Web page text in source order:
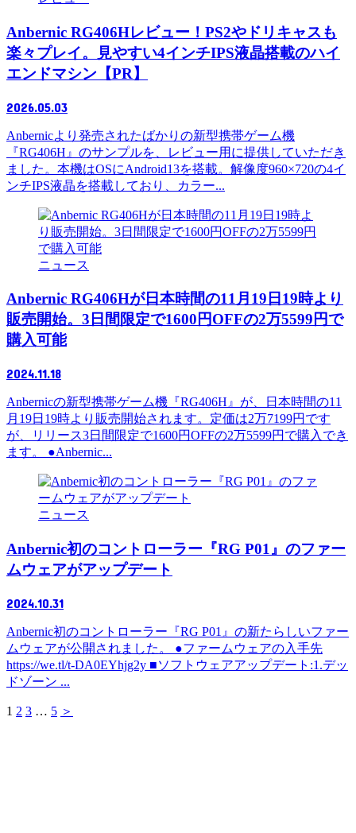
Anbernic RG406Hレビュー！PS2やドリキャスも
楽々プレイ。見やすい4インチIPS液晶搭載のハイ
エンドマシン【PR】
2026.05.03
Anbernicより発売されたばかりの新型携帯ゲーム機
『RG406H』のサンプルを、レビュー用に提供していただき
ました。本機はOSにAndroid13を搭載。解像度960×720の4イ
ンチIPS液晶を搭載しており、カラー...
ニュース
Anbernic RG406Hが日本時間の11月19日19時より
販売開始。3日間限定で1600円OFFの2万5599円で
購入可能
2024.11.18
Anbernicの新型携帯ゲーム機『RG406H』が、日本時間の11
月19日19時より販売開始されます。定価は2万7199円です
が、リリース3日間限定で1600円OFFの2万5599円で購入でき
ます。 ●Anbernic...
ニュース
Anbernic初のコントローラー『RG P01』のファー
ムウェアがアップデート
2024.10.31
Anbernic初のコントローラー『RG P01』の新たらしいファー
ムウェアが公開されました。 ●ファームウェアの入手先
https://we.tl/t-DA0EYhjg2y ■ソフトウェアアップデート:1.デッ
ドゾーン ...
1 2 3 … 5 ＞